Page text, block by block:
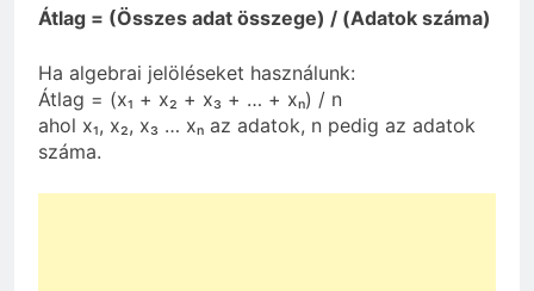
Átlag = (Összes adat összege) / (Adatok száma)
Ha algebrai jelöléseket használunk:
Átlag = (x₁ + x₂ + x₃ + … + xₙ) / n
ahol x₁, x₂, x₃ … xₙ az adatok, n pedig az adatok
száma.